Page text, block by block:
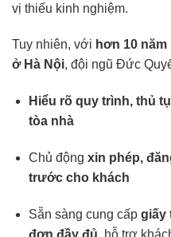
vị thiếu kinh nghiệm.
Tuy nhiên, với hơn 10
ở Hà Nội, đội ngũ Đức
Hiểu rõ quy trình, thủ
tòa nhà
Chủ động xin phép,
trước cho khách
Sẵn sàng cung cấp giấy
đơn đầy đủ, hỗ trợ